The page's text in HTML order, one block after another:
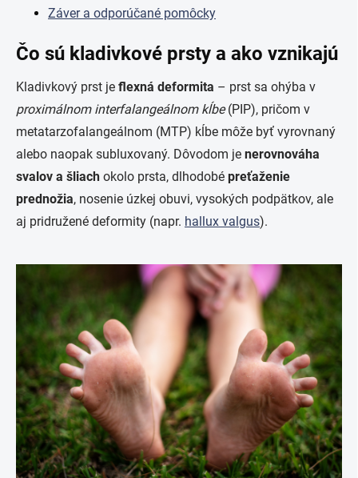
Záver a odporúčané pomôcky
Čo sú kladivkové prsty a ako vznikajú
Kladivkový prst je flexná deformita – prst sa ohýba v
proximálnom interfalangeálnom kĺbe(PIP), pričom v
metatarzofalangeálnom (MTP) kĺbe môže byť vyrovnaný
alebo naopak subluxovaný. Dôvodom je nerovnováha
svalov a šliach okolo prsta, dlhodobé preťaženie
prednožia, nosenie úzkej obuvi, vysokých podpätkov, ale
aj pridružené deformity (napr. hallux valgus).